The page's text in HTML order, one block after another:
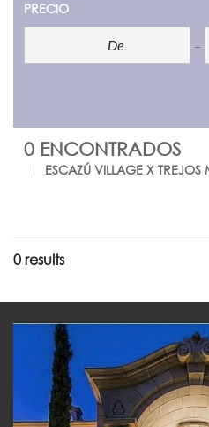
PRECIO
0 ENCONTRADOS
ESCAZÚ VILLAGE X TREJOS
0 results